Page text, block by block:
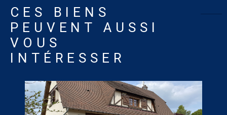
CES BIENS
PEUVENT AUSSI
VOUS
INTÉRESSER